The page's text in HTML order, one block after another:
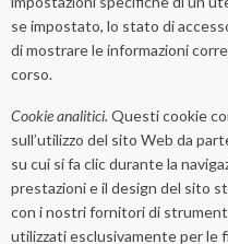
se impostato, lo stato di
di mostrare le informazioni
corso.
Cookie analitici. Questi cookie
sull’utilizzo del sito Web da
su cui si fa clic durante la
prestazioni e il design del sito
con i nostri fornitori di
utilizzati esclusivamente per le